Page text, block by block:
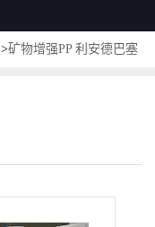
>矿物增强PP 利安德巴塞